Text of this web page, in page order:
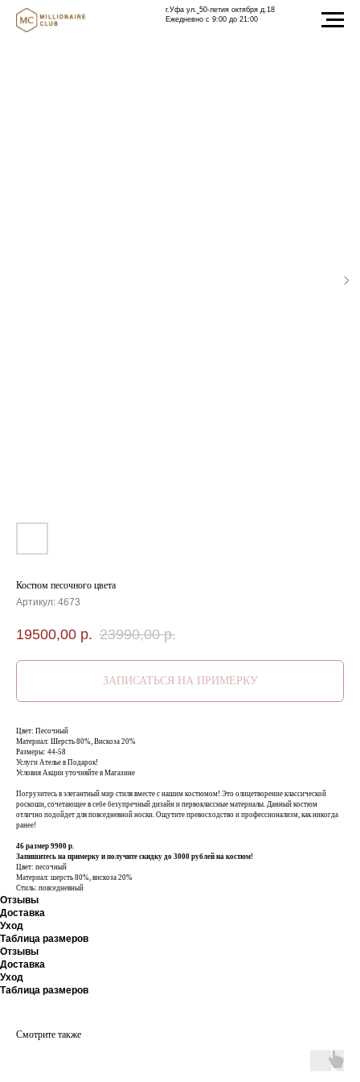
г.Уфа ул. 50-летия октября д.18
Ежедневно с 9:00 до 21:00
Костюм песочного цвета
Артикул: 4673
19500,00 р. 23990,00 р.
ЗАПИСАТЬСЯ НА ПРИМЕРКУ
Цвет: Песочный
Материал: Шерсть 80%, Вискоза 20%
Размеры: 44-58
Услуги Ателье в Подарок!
Условия Акции уточняйте в Магазине
Погрузитесь в элегантный мир стиля вместе с нашим костюмом! Это олицетворение классической
роскоши, сочетающее в себе безупречный дизайн и первоклассные материалы. Данный костюм
отлично подойдет для повседневной носки. Ощутите превосходство и профессионализм, как никогда
ранее!
46 размер 9900 р.
Запишитесь на примерку и получите скидку до 3000 рублей на костюм!
Цвет: песочный
Материал: шерсть 80%, вискоза 20%
Стиль: повседневный
Отзывы
Доставка
Уход
Таблица размеров
Отзывы
Доставка
Уход
Таблица размеров
Смотрите также